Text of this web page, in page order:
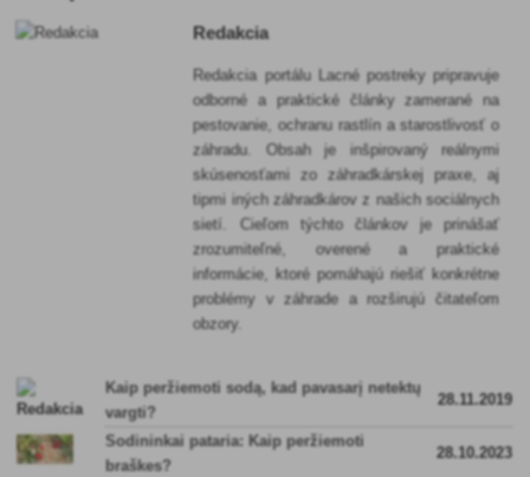
Redakcia
Redakcia portálu Lacné postreky pripravuje
odborné a praktické články zamerané na
pestovanie, ochranu rastlín a starostlivosť o
záhradu. Obsah je inšpirovaný reálnymi
skúsenosťami zo záhradkárskej praxe, aj
tipmi iných záhradkárov z našich sociálnych
sietí. Cieľom týchto článkov je prinášať
zrozumiteľné, overené a praktické
informácie, ktoré pomáhajú riešiť konkrétne
problémy v záhrade a rozširujú čitateľom
obzory.
Kaip peržiemoti sodą, kad pavasarį netektų
vargti?
28.11.2019
Sodininkai pataria: Kaip peržiemoti
braškes?
28.10.2023